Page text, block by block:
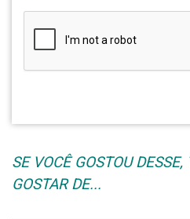
SE VOCÊ GOSTOU
GOSTAR DE...